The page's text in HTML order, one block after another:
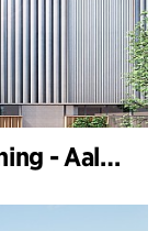
Havvandsvarmepumpebygning - Aalborg Forsyning